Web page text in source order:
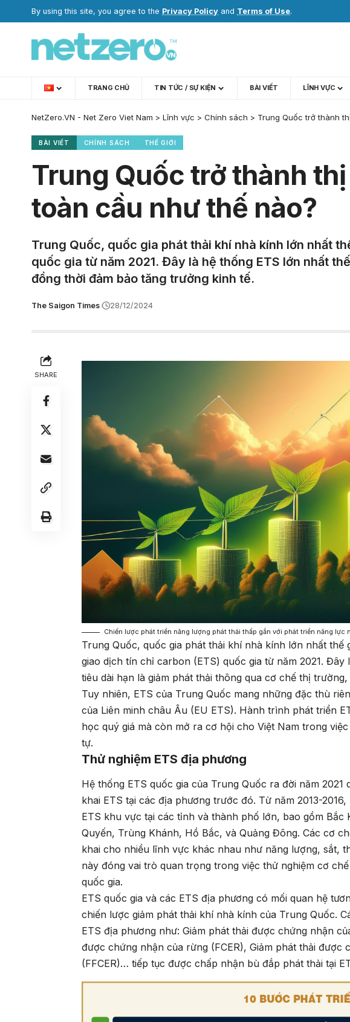
By using this site, you agree to the Privacy Policy and Terms of Use.
TRANG CHỦ TIN TỨC / SỰ KIỆN BÀI VIẾT LĨNH VỰC
NetZero.VN - Net Zero Viet Nam > Lĩnh vực > Chính sách > Trung Quốc trở thành
BÀI VIẾT CHÍNH SÁCH THẾ GIỚI
Trung Quốc trở thành
toàn cầu như thế nào?
Trung Quốc, quốc gia phát thải khí nhà kính lớn nhất
quốc gia từ năm 2021. Đây là hệ thống ETS lớn nhất
đồng thời đảm bảo tăng trưởng kinh tế.
The Saigon Times 28/12/2024
SHARE
Chiến lược phát triển năng lượng phát thải thấp gắn với phát triển năng
Trung Quốc, quốc gia phát thải khí nhà kính lớn nhất
giao dịch tín chỉ carbon (ETS) quốc gia từ năm 2021.
tiêu dài hạn là giảm phát thải thông qua cơ chế thị
Tuy nhiên, ETS của Trung Quốc mang những đặc thù
của Liên minh châu Âu (EU ETS). Hành trình phát triển
học quý giá mà còn mở ra cơ hội cho Việt Nam trong
tự.
Thử nghiệm ETS địa phương
Hệ thống ETS quốc gia của Trung Quốc ra đời năm
khai ETS tại các địa phương trước đó. Từ năm 2013-
ETS khu vực tại các tỉnh và thành phố lớn, bao gồm Bắc
Quyến, Trùng Khánh, Hồ Bắc, và Quảng Đông. Các cơ
khai cho nhiều lĩnh vực khác nhau như năng lượng, sắt,
này đóng vai trò quan trọng trong việc thử nghiệm cơ
quốc gia.
ETS quốc gia và các ETS địa phương có mối quan hệ
chiến lược giảm phát thải khí nhà kính của Trung Quốc.
ETS địa phương như: Giảm phát thải được chứng nhận
được chứng nhận của rừng (FCER), Giảm phát thải được
(FFCER)… tiếp tục được chấp nhận bù đắp phát thải tại